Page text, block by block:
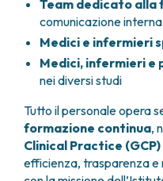
Team dedicato alla
comunicazione interna
Medici e infermieri
Medici, infermieri e
nei diversi studi
Tutto il personale opera
formazione continua,
Clinical Practice (GCP)
efficienza, trasparenza e